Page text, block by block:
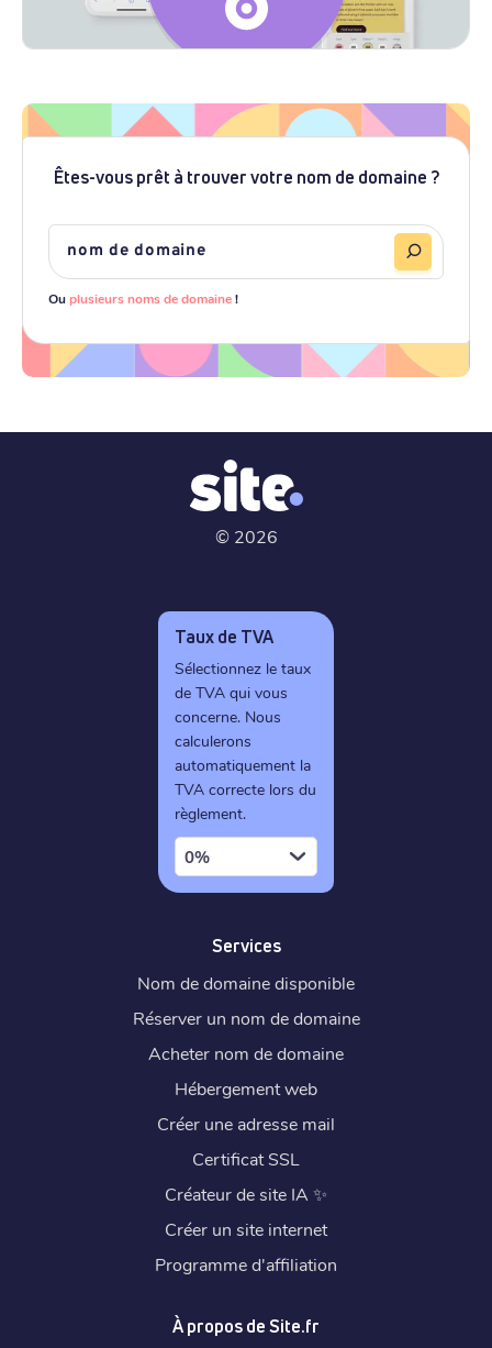
Êtes-vous prêt à trouver votre nom de domaine ?
Ouplusieurs noms de domaine!
© 2026
Taux de TVA
Sélectionnez le taux
de TVA qui vous
concerne. Nous
calculerons
automatiquement la
TVA correcte lors du
règlement.
0%
Services
Nom de domaine disponible
Réserver un nom de domaine
Acheter nom de domaine
Hébergement web
Créer une adresse mail
Certificat SSL
Créateur de site IA ✨
Créer un site internet
Programme d'affiliation
À propos de Site.fr